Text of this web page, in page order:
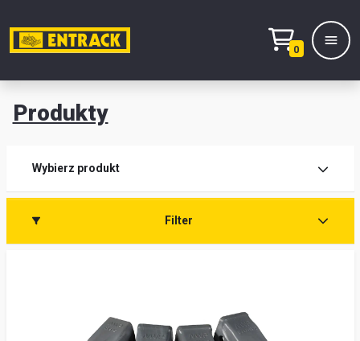
0
Produkty
Wybierz produkt
Filter